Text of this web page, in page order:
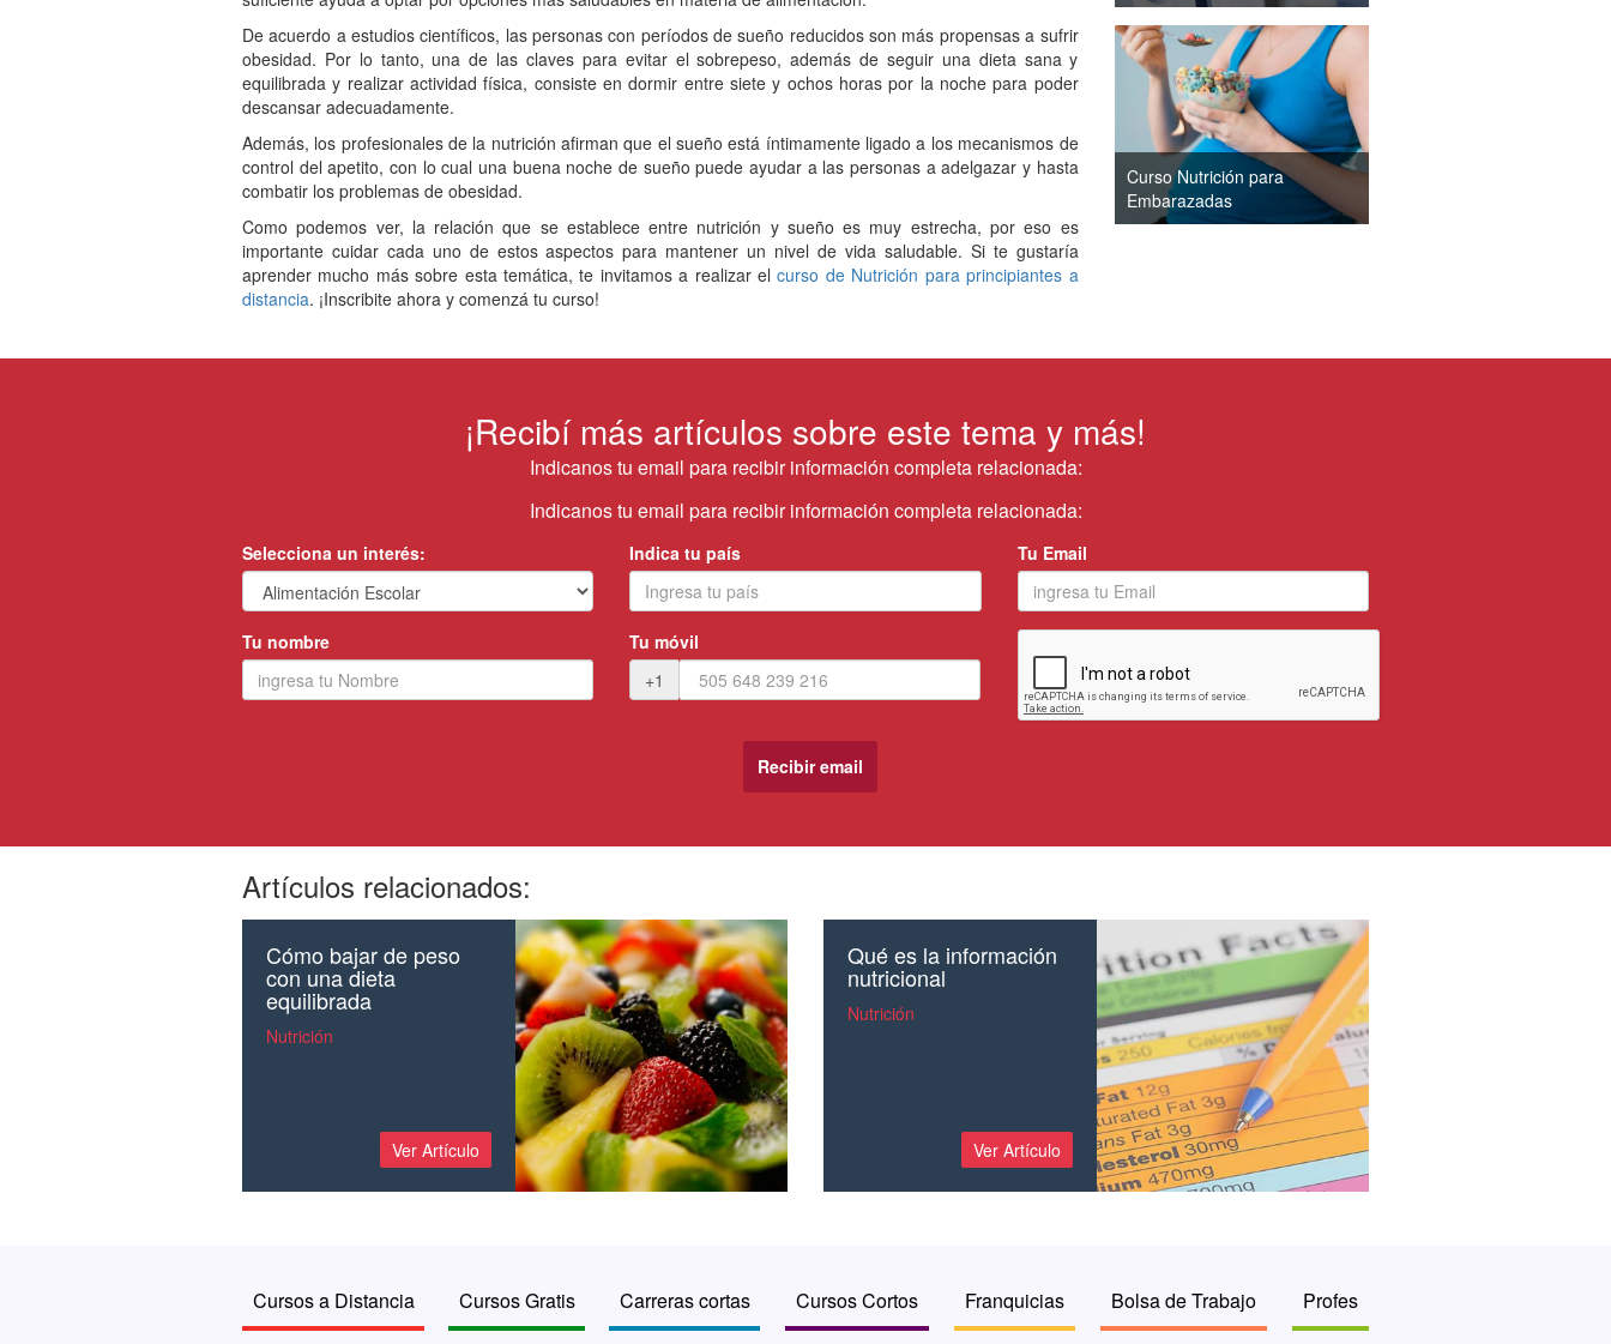
De acuerdo a estudios científicos, las personas con períodos de sueño reducidos son más propensas a sufrir
obesidad. Por lo tanto, una de las claves para evitar el sobrepeso, además de seguir una dieta sana y
equilibrada y realizar actividad física, consiste en dormir entre siete y ochos horas por la noche para poder
descansar adecuadamente.
Además, los profesionales de la nutrición afirman que el sueño está íntimamente ligado a los mecanismos de
control del apetito, con lo cual una buena noche de sueño puede ayudar a las personas a adelgazar y hasta
combatir los problemas de obesidad.
Como podemos ver, la relación que se establece entre nutrición y sueño es muy estrecha, por eso es
importante cuidar cada uno de estos aspectos para mantener un nivel de vida saludable. Si te gustaría
aprender mucho más sobre esta temática, te invitamos a realizar elcurso de Nutrición para principiantes a
distancia. ¡Inscribite ahora y comenzá tu curso!
Curso Nutrición para
Embarazadas
¡Recibí más artículos sobre este tema y más!
Indicanos tu email para recibir información completa relacionada:
Indicanos tu email para recibir información completa relacionada:
Selecciona un interés: Indica tu país Tu Email
Tu nombre
Tu móvil
+1
Artículos relacionados:
Cómo bajar de peso
con una dieta
equilibrada
Nutrición
Ver Artículo
Qué es la información
nutricional
Nutrición
Ver Artículo
Cursos a Distancia Cursos Gratis Carreras cortas Cursos Cortos Franquicias Bolsa de Trabajo Profes